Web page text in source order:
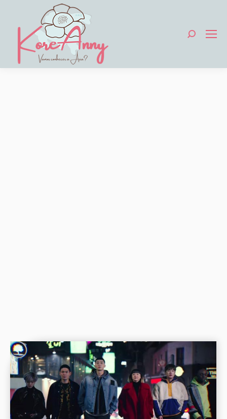
Search: